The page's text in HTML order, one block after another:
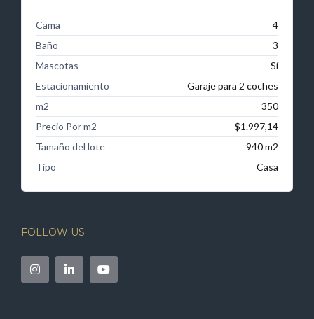
Cama
4
Baño
3
Mascotas
Sí
Estacionamiento
Garaje para 2 coches
m2
350
Precio Por m2
$1.997,14
Tamaño del lote
940 m2
Tipo
Casa
FOLLOW US